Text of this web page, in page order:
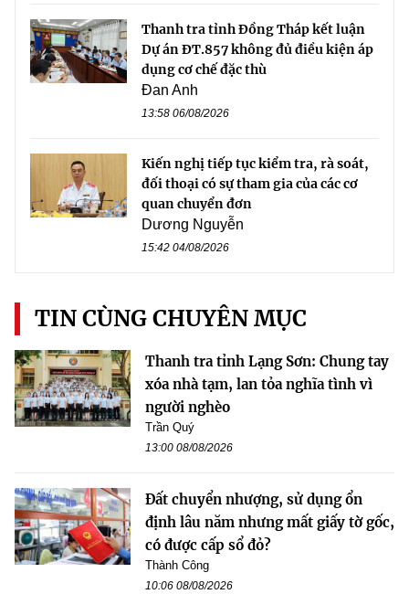
Thanh tra tỉnh Đồng Tháp kết luận
Dự án ĐT.857 không đủ điều kiện áp
dụng cơ chế đặc thù
Đan Anh
13:58 06/08/2026
Kiến nghị tiếp tục kiểm tra, rà soát,
đối thoại có sự tham gia của các cơ
quan chuyển đơn
Dương Nguyễn
15:42 04/08/2026
TIN CÙNG CHUYÊN MỤC
Thanh tra tỉnh Lạng Sơn: Chung tay
xóa nhà tạm, lan tỏa nghĩa tình vì
người nghèo
Trần Quý
13:00 08/08/2026
Đất chuyển nhượng, sử dụng ổn
định lâu năm nhưng mất giấy tờ gốc,
có được cấp sổ đỏ?
Thành Công
10:06 08/08/2026